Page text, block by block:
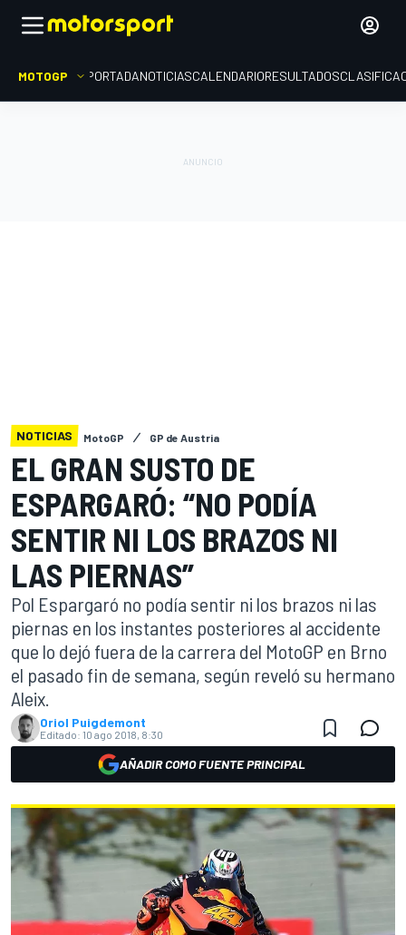
MOTOGP PORTADANOTICIASCALENDARIORESULTADOS
NOTICIAS MotoGP GP de Austria
EL GRAN SUSTO DE
ESPARGARÓ: “NO PODÍA
SENTIR NI LOS BRAZOS NI
LAS PIERNAS”
Pol Espargaró no podía sentir ni los brazos ni las
piernas en los instantes posteriores al accidente
que lo dejó fuera de la carrera del MotoGP en Brno
el pasado fin de semana, según reveló su hermano
Aleix.
Oriol Puigdemont
Editado: 10 ago 2018, 8:30
AÑADIR COMO FUENTE PRINCIPAL